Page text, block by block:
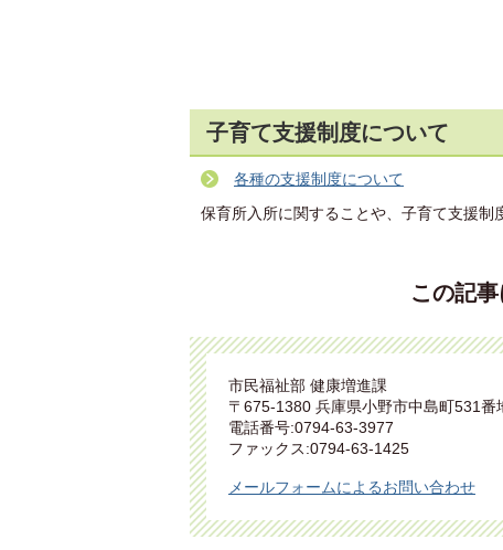
子育て支援制度について
各種の支援制度について
保育所入所に関することや、子育て支援制
この記
市民福祉部 健康増進課
〒675-1380 兵庫県小野市中島町531番
電話番号:0794-63-3977
ファックス:0794-63-1425
メールフォームによるお問い合わせ